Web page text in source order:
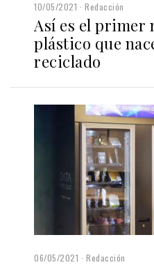
10/05/2021 Redacción
Así es el primer
plástico que
reciclado
06/05/2021 Redacción